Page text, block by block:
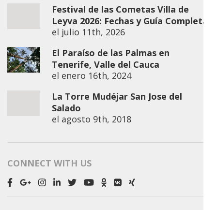
Festival de las Cometas Villa de
Leyva 2026: Fechas y Guía Completa
el julio 11th, 2026
El Paraíso de las Palmas en
Tenerife, Valle del Cauca
el enero 16th, 2024
La Torre Mudéjar San Jose del
Salado
el agosto 9th, 2018
CONNECT WITH US